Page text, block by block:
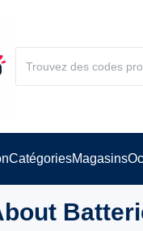
CatégoriesMagasins